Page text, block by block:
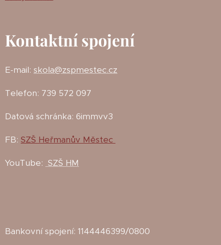
Kontaktní spojení
E-mail: skola@zspmestec.cz
Telefon: 739 572 097
Datová schránka: 6immvv3
FB: SZŠ Heřmanův Městec
YouTube: SZŠ HM
Bankovní spojení: 1144446399/0800